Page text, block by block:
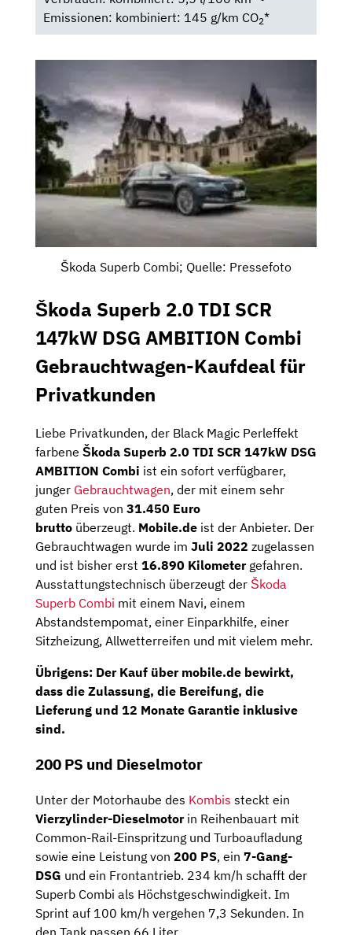
Emissionen: kombiniert: 145 g/km CO2*
Škoda Superb Combi; Quelle: Pressefoto
Škoda Superb 2.0 TDI SCR
147kW DSG AMBITION Combi
Gebrauchtwagen-Kaufdeal für
Privatkunden
Liebe Privatkunden, der Black Magic Perleffekt
farbene Škoda Superb 2.0 TDI SCR 147kW DSG
AMBITION Combi ist ein sofort verfügbarer,
junger Gebrauchtwagen, der mit einem sehr
guten Preis von 31.450 Euro
brutto überzeugt. Mobile.de ist der Anbieter. Der
Gebrauchtwagen wurde im Juli 2022 zugelassen
und ist bisher erst 16.890 Kilometergefahren.
Ausstattungstechnisch überzeugt der Škoda
Superb Combi mit einem Navi, einem
Abstandstempomat, einer Einparkhilfe, einer
Sitzheizung, Allwetterreifen und mit vielem mehr.
Übrigens: Der Kauf über mobile.de bewirkt,
dass die Zulassung, die Bereifung, die
Lieferung und 12 Monate Garantie inklusive
sind.
200 PS und Dieselmotor
Unter der Motorhaube des Kombis steckt ein
Vierzylinder-Dieselmotorin Reihenbauart mit
Common-Rail-Einspritzung und Turboaufladung
sowie eine Leistung von 200 PS, ein 7-Gang-
DSG und ein Frontantrieb. 234 km/h schafft der
Superb Combi als Höchstgeschwindigkeit. Im
Sprint auf 100 km/h vergehen 7,3 Sekunden. In
den Tank passen 66 Liter.